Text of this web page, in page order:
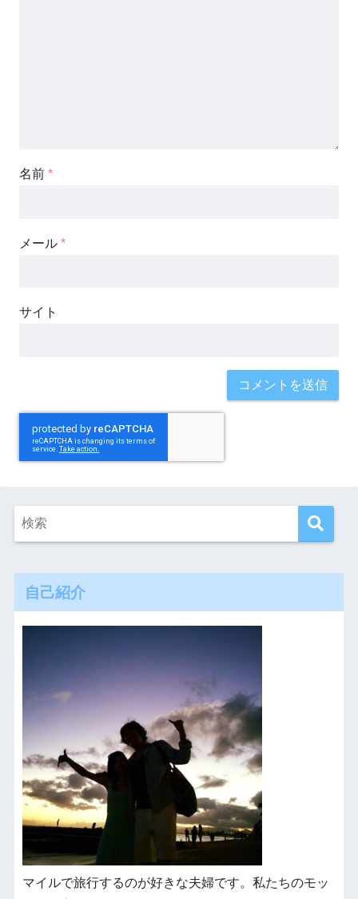
名前 *
メール *
サイト
自己紹介
マイルで旅行するのが好きな夫婦です。私たちのモッ